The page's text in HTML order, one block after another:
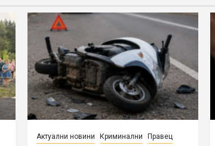
Актуални новини Криминални
Правец